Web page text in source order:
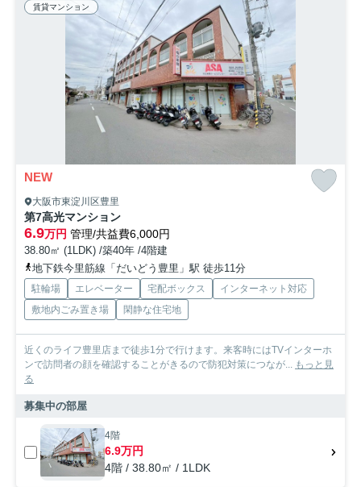
賃貸マンション
NEW
大阪市東淀川区豊里
第7高光マンション
6.9万円 管理/共益費6,000円
38.80㎡ (1LDK) /築40年 /4階建
地下鉄今里筋線「だいどう豊里」駅 徒歩11分
駐輪場 エレベーター 宅配ボックス
インターネット対応
敷地内ごみ置き場
閑静な住宅地
近くのライフ豊里店まで徒歩1分で行けます。来客時にはTVインターホ
ンで訪問者の顔を確認することがきるので防犯対策につなが... もっと見
る
募集中の部屋
4階
6.9万円
4階 / 38.80㎡ / 1LDK